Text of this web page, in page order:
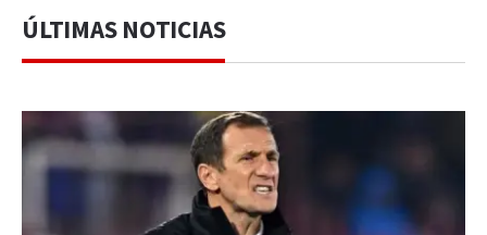
ÚLTIMAS NOTICIAS